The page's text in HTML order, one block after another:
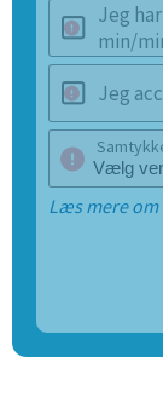
Jeg
min/
Jeg
Læs mere